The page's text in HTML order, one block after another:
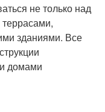
не только над
зданиями. Все
домами